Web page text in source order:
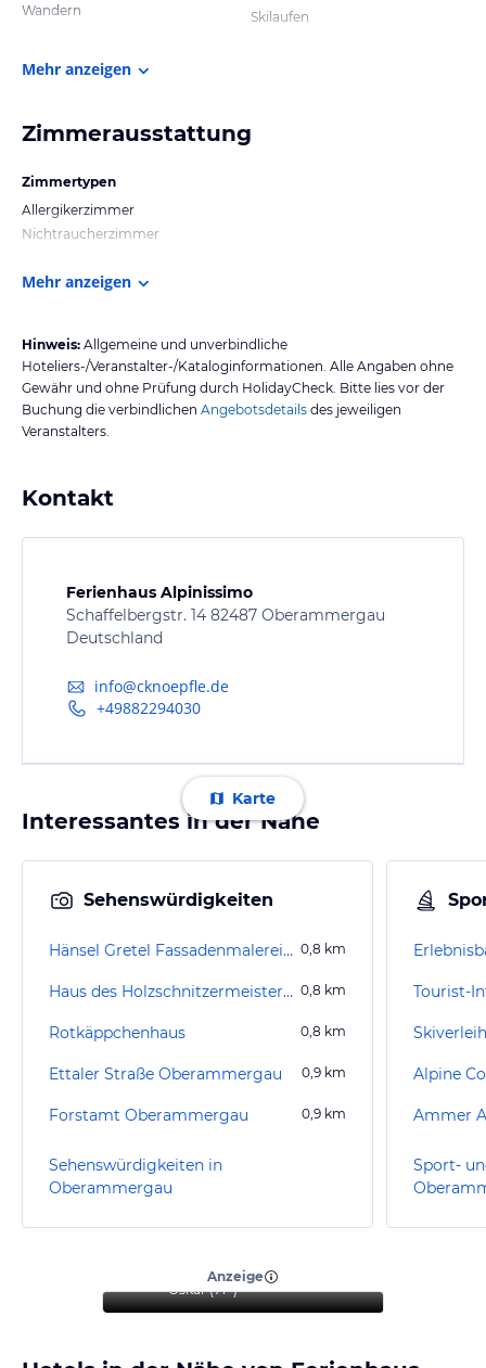
Wandern
Skilaufen
Mehr anzeigen
Zimmerausstattung
Zimmertypen
Allergikerzimmer
Nichtraucherzimmer
Mehr anzeigen
Hinweis: Allgemeine und unverbindliche
Hoteliers-/Veranstalter-/Kataloginformationen. Alle Angaben ohne
Gewähr und ohne Prüfung durch HolidayCheck. Bitte lies vor der
Buchung die verbindlichen Angebotsdetails des jeweiligen
Veranstalters.
Kontakt
Ferienhaus Alpinissimo
Schaffelbergstr. 14 82487 Oberammergau
Deutschland
info@cknoepfle.de
+49882294030
Karte
Interessantes in der Nähe
Sehenswürdigkeiten
Hänsel Gretel Fassadenmalerei am Marie-Mattfeld-Haus 0,8 km
Haus des Holzschnitzermeisters Christian Wagner 0,8 km
Rotkäppchenhaus 0,8 km
Ettaler Straße Oberammergau 0,9 km
Forstamt Oberammergau 0,9 km
Sehenswürdigkeiten in
Oberammergau
Alpine
Ammer
Sport-
Anzeige
Oskar(71+)